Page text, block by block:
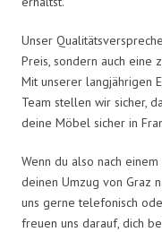
Unser
Preis, sondern auch eine
Mit unserer langjährigen
Team stellen wir sicher,
deine Möbel sicher in
Wenn du also nach
deinen Umzug von Graz
uns gerne telefonisch
freuen uns darauf, dich